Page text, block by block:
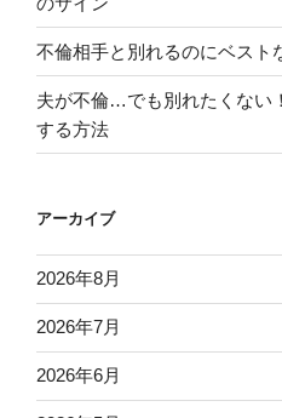
不倫相手と別れるのにベスト
夫が不倫…でも別れたくない
する方法
アーカイブ
2026年8月
2026年7月
2026年6月